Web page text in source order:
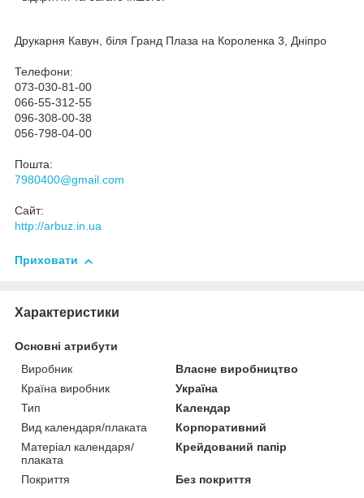
Друкарня Кавун, біля Гранд Плаза на Короленка 3, Дніпро
Телефони:
073-030-81-00
066-55-312-55
096-308-00-38
056-798-04-00
Пошта:
7980400@gmail.com
Сайт:
http://arbuz.in.ua
Приховати
Характеристики
Основні атрибути
Виробник
Власне виробництво
Країна виробник
Україна
Тип
Календар
Вид календаря/плаката
Корпоративний
Матеріал календаря/
плаката
Крейдований папір
Покриття Без покриття